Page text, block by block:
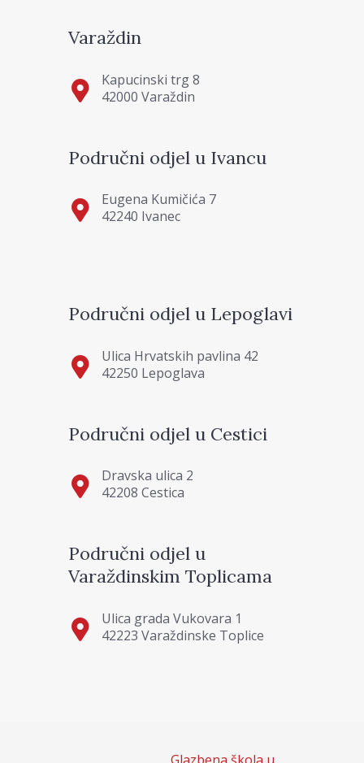
Varaždin
Kapucinski trg 8
42000 Varaždin
Područni odjel u Ivancu
Eugena Kumičića 7
42240 Ivanec
Područni odjel u Lepoglavi
Ulica Hrvatskih pavlina 42
42250 Lepoglava
Područni odjel u Cestici
Dravska ulica 2
42208 Cestica
Područni odjel u
Varaždinskim Toplicama
Ulica grada Vukovara 1
42223 Varaždinske Toplice